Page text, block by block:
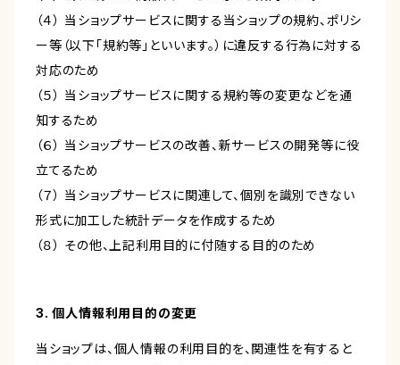
（４） 当ショップサービスに関する当ショップの規約、ポリシ
ー等（以下「規約等」といいます。）に違反する行為に対する
対応のため
（５） 当ショップサービスに関する規約等の変更などを通
知するため
（６） 当ショップサービスの改善、新サービスの開発等に役
立てるため
（７） 当ショップサービスに関連して、個別を識別できない
形式に加工した統計データを作成するため
（８） その他、上記利用目的に付随する目的のため
3. 個人情報利用目的の変更
当ショップは、個人情報の利用目的を、関連性を有すると